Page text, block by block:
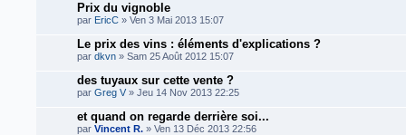
Prix du vignoble
par EricC » Ven 3 Mai 2013 15:07
Le prix des vins : éléments d'explications ?
par dkvn » Sam 25 Août 2012 15:07
des tuyaux sur cette vente ?
par Greg V » Jeu 14 Nov 2013 22:25
et quand on regarde derrière soi...
par Vincent R. » Ven 13 Déc 2013 22:56